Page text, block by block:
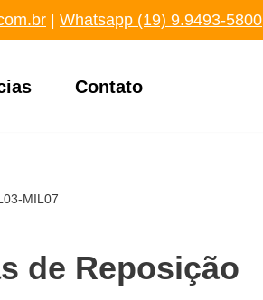
Whatsapp (19) 9.9493-5800
Contato
MIL07
de Reposição